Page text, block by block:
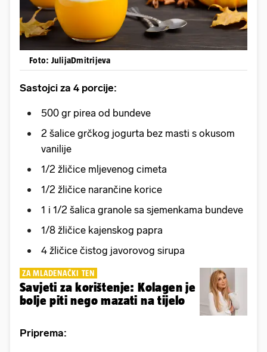
Foto: JulijaDmitrijeva
Sastojci za 4 porcije:
500 gr pirea od bundeve
2 šalice grčkog jogurta bez masti s okusom
vanilije
1/2 žličice mljevenog cimeta
1/2 žličice narančine korice
1 i 1/2 šalica granole sa sjemenkama bundeve
1/8 žličice kajenskog papra
4 žličice čistog javorovog sirupa
ZA MLADENAČKI TEN
Savjeti za korištenje: Kolagen je
bolje piti nego mazati na tijelo
Priprema: